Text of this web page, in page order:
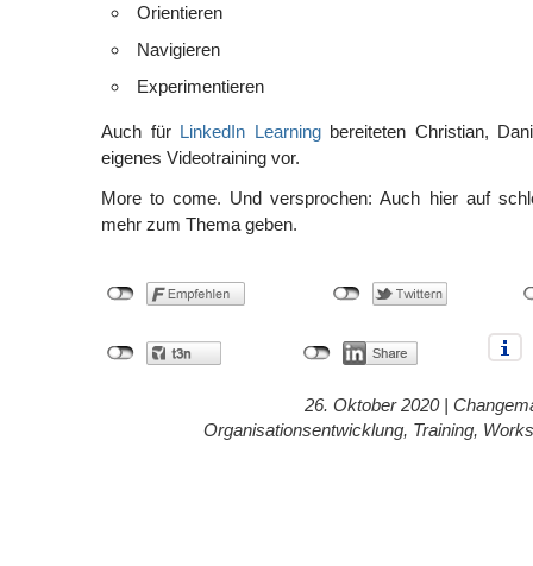
Orientieren
Navigieren
Experimentieren
Auch für LinkedIn Learningbereiteten Christian,
eigenes Videotraining vor.
More to come. Und versprochen: Auch hier auf
mehr zum Thema geben.
26. Oktober 2020 |
Organisationsentwicklung, Training,